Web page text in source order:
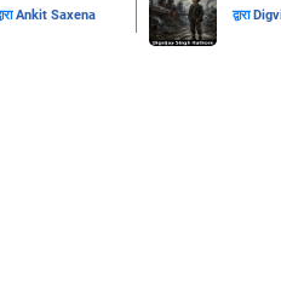
Ankit Saxena द्वारा